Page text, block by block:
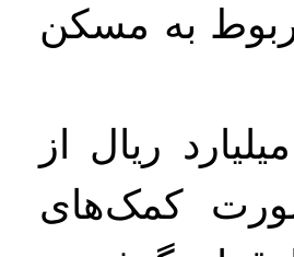
واحد آن مربوط به مسکن
پور در ادامه افزود:۴۲ میلیارد ریال از
کمک‌های